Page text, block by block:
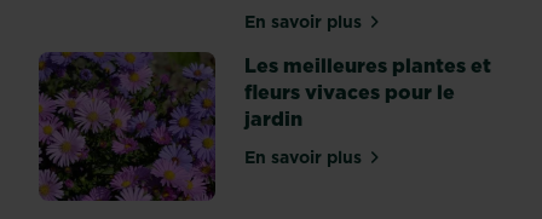
que
vous
souhaitez
voir
fleurir...
En savoir plussur 10 conseils pour
Les meilleures plantes et
fleurs vivaces pour le
jardin
En savoir plussur Les meilleures